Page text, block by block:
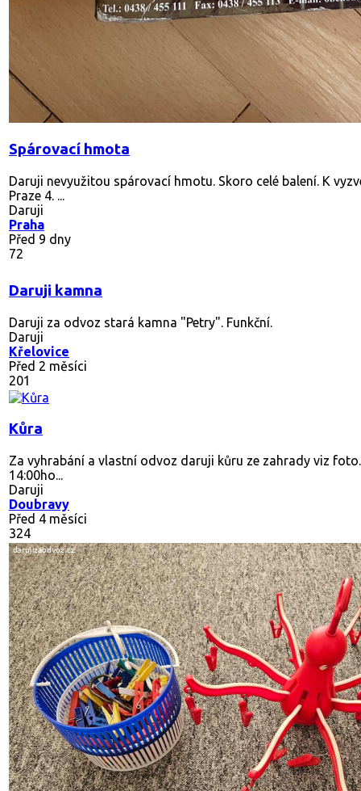
Spárovací hmota
Daruji nevyužitou spárovací hmotu. Skoro celé balení. K
Praze 4. ...
Daruji
Praha
Před 9 dny
72
Daruji kamna
Daruji za odvoz stará kamna "Petry". Funkční.
Daruji
Křelovice
Před 2 měsíci
201
Kůra
Za vyhrabání a vlastní odvoz daruji kůru ze zahrady viz
14:00ho...
Daruji
Doubravy
Před 4 měsíci
324